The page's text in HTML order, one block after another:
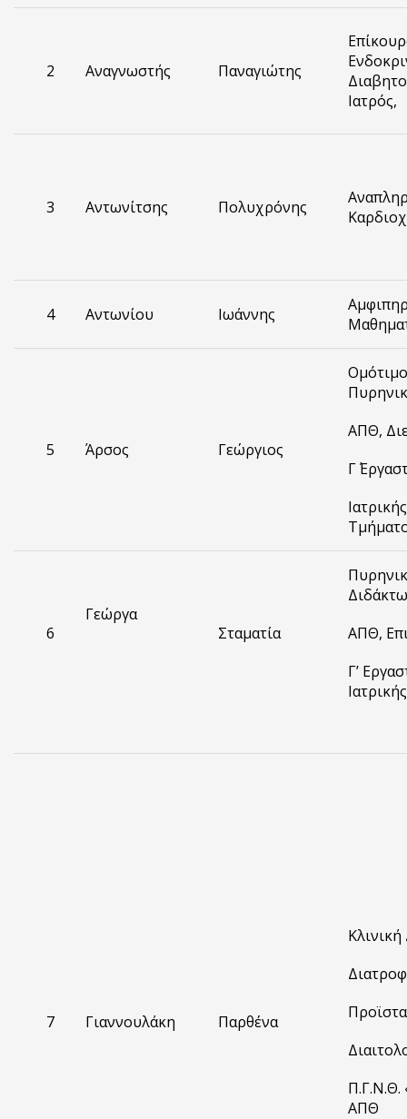
2 Αναγνωστής Παναγιώτης
Ιατρός,
3 Αντωνίτσης Πολυχρόνης
4 Αντωνίου Ιωάννης
5 Άρσος Γεώργιος
ΑΠΘ,
Γ΄
6
Γεώργα
Σταματία
ΑΠΘ,
Γ’
Ιατρικής
7 Γιαννουλάκη Παρθένα
Π.Γ.Ν.Θ.
ΑΠΘ